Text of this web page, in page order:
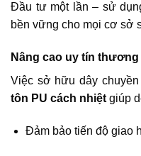
Đầu tư một lần – sử
bền vững cho mọi cơ sở
Nâng cao uy tín
Việc sở hữu dây
tôn PU cách nhiệt giúp
Đảm bảo tiến độ giao